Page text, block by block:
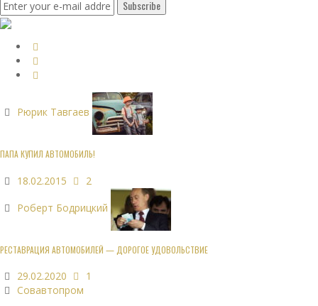
Рюрик Тавгаев
ПАПА КУПИЛ АВТОМОБИЛЬ!
18.02.2015 2
Роберт Бодрицкий
РЕСТАВРАЦИЯ АВТОМОБИЛЕЙ — ДОРОГОЕ УДОВОЛЬСТВИЕ
29.02.2020
1
Совавтопром